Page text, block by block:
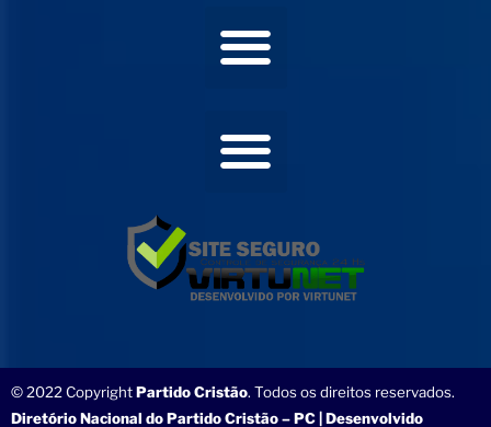
© 2022 CopyrightPartido Cristão. Todos os direitos reservados.
Diretório Nacional do Partido Cristão – PC | Desenvolvido